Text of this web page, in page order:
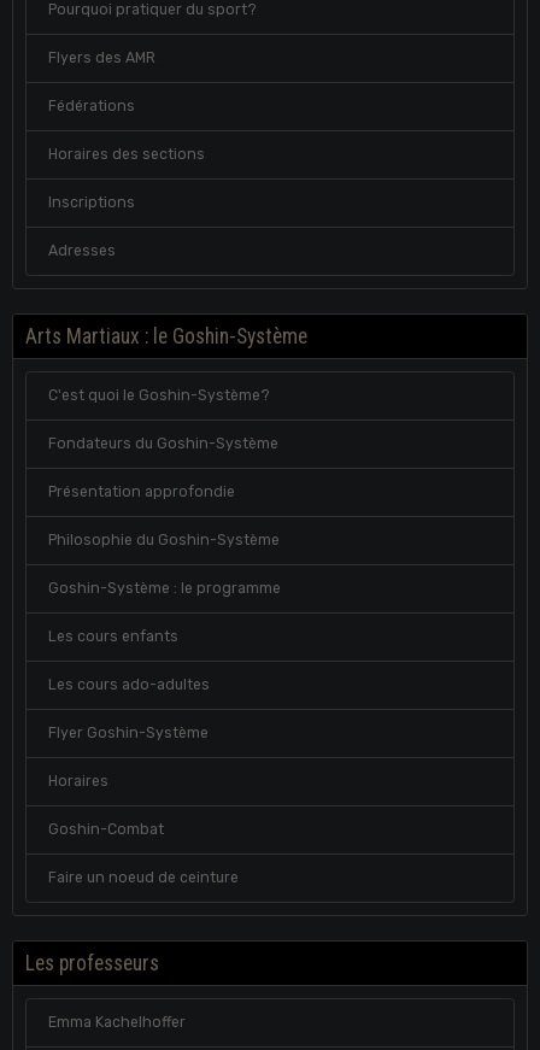
Pourquoi pratiquer du sport?
Flyers des AMR
Fédérations
Horaires des sections
Inscriptions
Adresses
Arts Martiaux : le Goshin-Système
C'est quoi le Goshin-Système?
Fondateurs du Goshin-Système
Présentation approfondie
Philosophie du Goshin-Système
Goshin-Système : le programme
Les cours enfants
Les cours ado-adultes
Flyer Goshin-Système
Horaires
Goshin-Combat
Faire un noeud de ceinture
Les professeurs
Emma Kachelhoffer